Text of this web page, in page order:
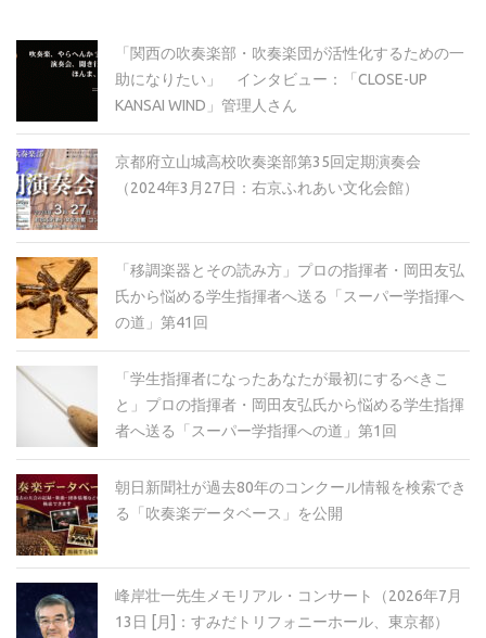
「関西の吹奏楽部・吹奏楽団が活性化するための一
助になりたい」 インタビュー：「CLOSE-UP
KANSAI WIND」管理人さん
京都府立山城高校吹奏楽部第35回定期演奏会
（2024年3月27日：右京ふれあい文化会館）
「移調楽器とその読み方」プロの指揮者・岡田友弘
氏から悩める学生指揮者へ送る「スーパー学指揮へ
の道」第41回
「学生指揮者になったあなたが最初にするべきこ
と」プロの指揮者・岡田友弘氏から悩める学生指揮
者へ送る「スーパー学指揮への道」第1回
朝日新聞社が過去80年のコンクール情報を検索でき
る「吹奏楽データベース」を公開
峰岸壮一先生メモリアル・コンサート（2026年7月
13日 [月]：すみだトリフォニーホール、東京都）